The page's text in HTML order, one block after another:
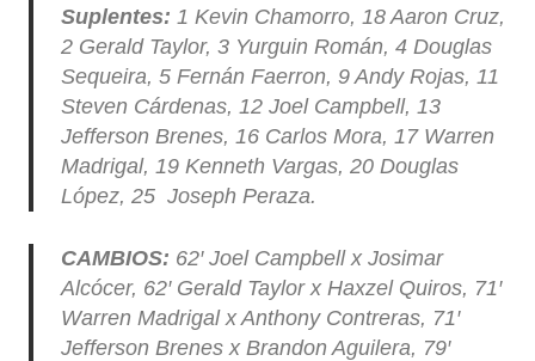
Suplentes: 1 Kevin Chamorro, 18 Aaron Cruz,
2 Gerald Taylor, 3 Yurguin Román, 4 Douglas
Sequeira, 5 Fernán Faerron, 9 Andy Rojas, 11
Steven Cárdenas, 12 Joel Campbell, 13
Jefferson Brenes, 16 Carlos Mora, 17 Warren
Madrigal, 19 Kenneth Vargas, 20 Douglas
López, 25 Joseph Peraza.
CAMBIOS: 62′ Joel Campbell x Josimar
Alcócer, 62′ Gerald Taylor x Haxzel Quiros, 71′
Warren Madrigal x Anthony Contreras, 71′
Jefferson Brenes x Brandon Aguilera, 79′